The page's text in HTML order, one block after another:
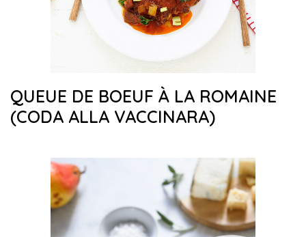
QUEUE DE BOEUF À LA ROMAINE
(CODA ALLA VACCINARA)